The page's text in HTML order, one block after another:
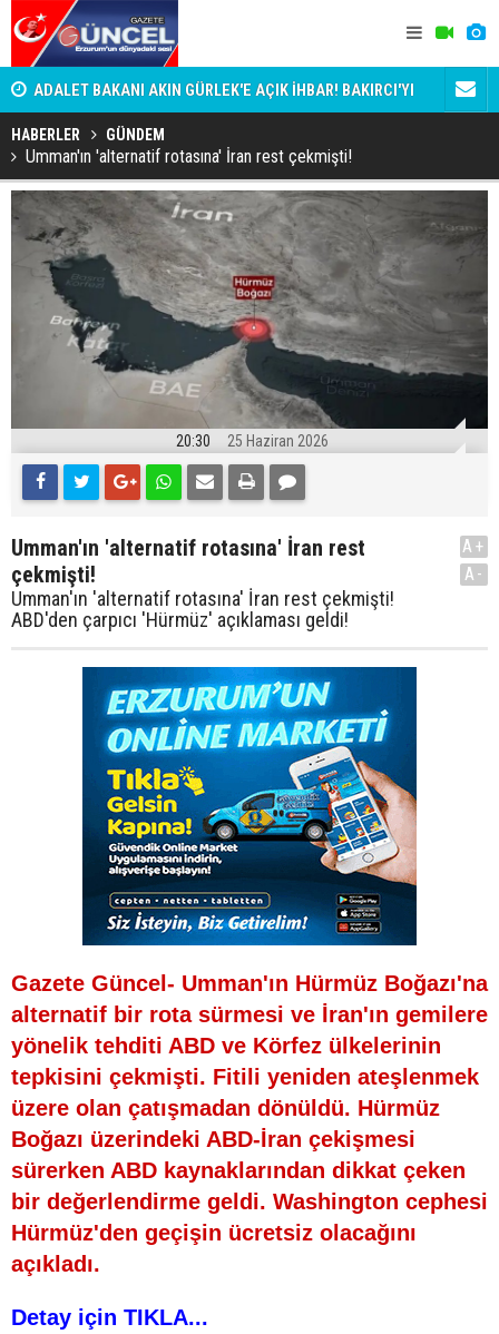
ADALET BAKANI AKIN GÜRLEK'E AÇIK İHBAR! BAKIRCI'YI
KİM KORUYOR?
Bala
HABERLER GÜNDEM
Umman'ın 'alternatif rotasına' İran rest çekmişti!
20:30 25 Haziran 2026
Umman'ın 'alternatif rotasına' İran rest
çekmişti!
Umman'ın 'alternatif rotasına' İran rest çekmişti!
ABD'den çarpıcı 'Hürmüz' açıklaması geldi!
A+
A-
Gazete Güncel- Umman'ın Hürmüz Boğazı'na
alternatif bir rota sürmesi ve İran'ın gemilere
yönelik tehditi ABD ve Körfez ülkelerinin
tepkisini çekmişti. Fitili yeniden ateşlenmek
üzere olan çatışmadan dönüldü. Hürmüz
Boğazı üzerindeki ABD-İran çekişmesi
sürerken ABD kaynaklarından dikkat çeken
bir değerlendirme geldi. Washington cephesi
Hürmüz'den geçişin ücretsiz olacağını
açıkladı.
Detay için TIKLA...